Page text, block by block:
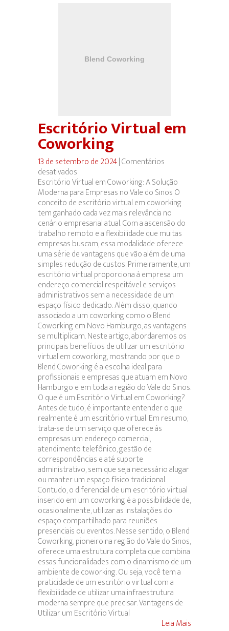
Escritório Virtual em
Coworking
13 de setembro de 2024|Comentários
desativados
Escritório
Virtual
em
Coworking
Escritório Virtual em Coworking: A Solução
Moderna para Empresas no Vale do Sinos O
conceito de escritório virtual em coworking
tem ganhado cada vez mais relevância no
cenário empresarial atual. Com a ascensão do
trabalho remoto e a flexibilidade que muitas
empresas buscam, essa modalidade oferece
uma série de vantagens que vão além de uma
simples redução de custos. Primeiramente, um
escritório virtual proporciona à empresa um
endereço comercial respeitável e serviços
administrativos sem a necessidade de um
espaço físico dedicado. Além disso, quando
associado a um coworking como o Blend
Coworking em Novo Hamburgo, as vantagens
se multiplicam. Neste artigo, abordaremos os
principais benefícios de utilizar um escritório
virtual em coworking, mostrando por que o
Blend Coworking é a escolha ideal para
profissionais e empresas que atuam em Novo
Hamburgo e em toda a região do Vale do Sinos.
O que é um Escritório Virtual em Coworking?
Antes de tudo, é importante entender o que
realmente é um escritório virtual. Em resumo,
trata-se de um serviço que oferece às
empresas um endereço comercial,
atendimento telefônico, gestão de
correspondências e até suporte
administrativo, sem que seja necessário alugar
ou manter um espaço físico tradicional.
Contudo, o diferencial de um escritório virtual
inserido em um coworking é a possibilidade de,
ocasionalmente, utilizar as instalações do
espaço compartilhado para reuniões
presenciais ou eventos. Nesse sentido, o Blend
Coworking, pioneiro na região do Vale do Sinos,
oferece uma estrutura completa que combina
essas funcionalidades com o dinamismo de um
ambiente de coworking. Ou seja, você tem a
praticidade de um escritório virtual com a
flexibilidade de utilizar uma infraestrutura
moderna sempre que precisar. Vantagens de
Utilizar um Escritório Virtual
Leia Mais